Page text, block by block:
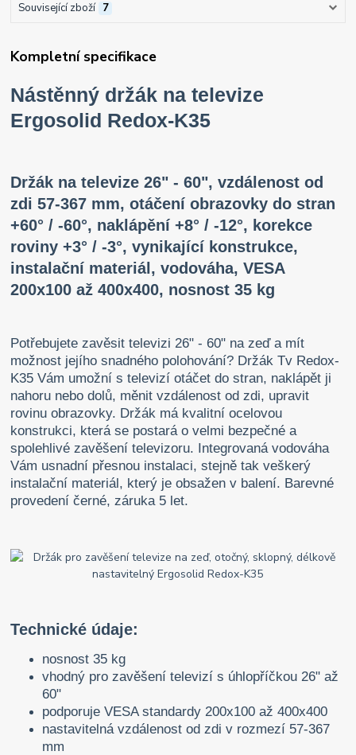
Související zboží 7
Kompletní specifikace
Nástěnný držák na televize
Ergosolid Redox-K35
Držák na televize 26" - 60", vzdálenost od
zdi 57-367 mm, otáčení obrazovky do stran
+60° / -60°, naklápění +8° / -12°, korekce
roviny +3° / -3°, vynikající konstrukce,
instalační materiál, vodováha, VESA
200x100 až 400x400, nosnost 35 kg
Potřebujete zavěsit televizi 26" - 60" na zeď a mít
možnost jejího snadného polohování? Držák Tv Redox-
K35 Vám umožní s televizí otáčet do stran, naklápět ji
nahoru nebo dolů, měnit vzdálenost od zdi, upravit
rovinu obrazovky. Držák má kvalitní ocelovou
konstrukci, která se postará o velmi bezpečné a
spolehlivé zavěšení televizoru. Integrovaná vodováha
Vám usnadní přesnou instalaci, stejně tak veškerý
instalační materiál, který je obsažen v balení. Barevné
provedení černé, záruka 5 let.
Technické údaje:
nosnost 35 kg
vhodný pro zavěšení televizí s úhlopříčkou 26" až
60"
podporuje VESA standardy 200x100 až 400x400
nastavitelná vzdálenost od zdi v rozmezí 57-367
mm